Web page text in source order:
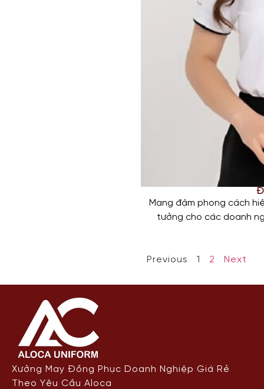
Mang đậm phong cách
tưởng cho các doanh
Previous 1 2 Next
Xưởng May Đồng Phục Doanh Nghiệp Giá Rẻ
Theo Yêu Cầu Aloca